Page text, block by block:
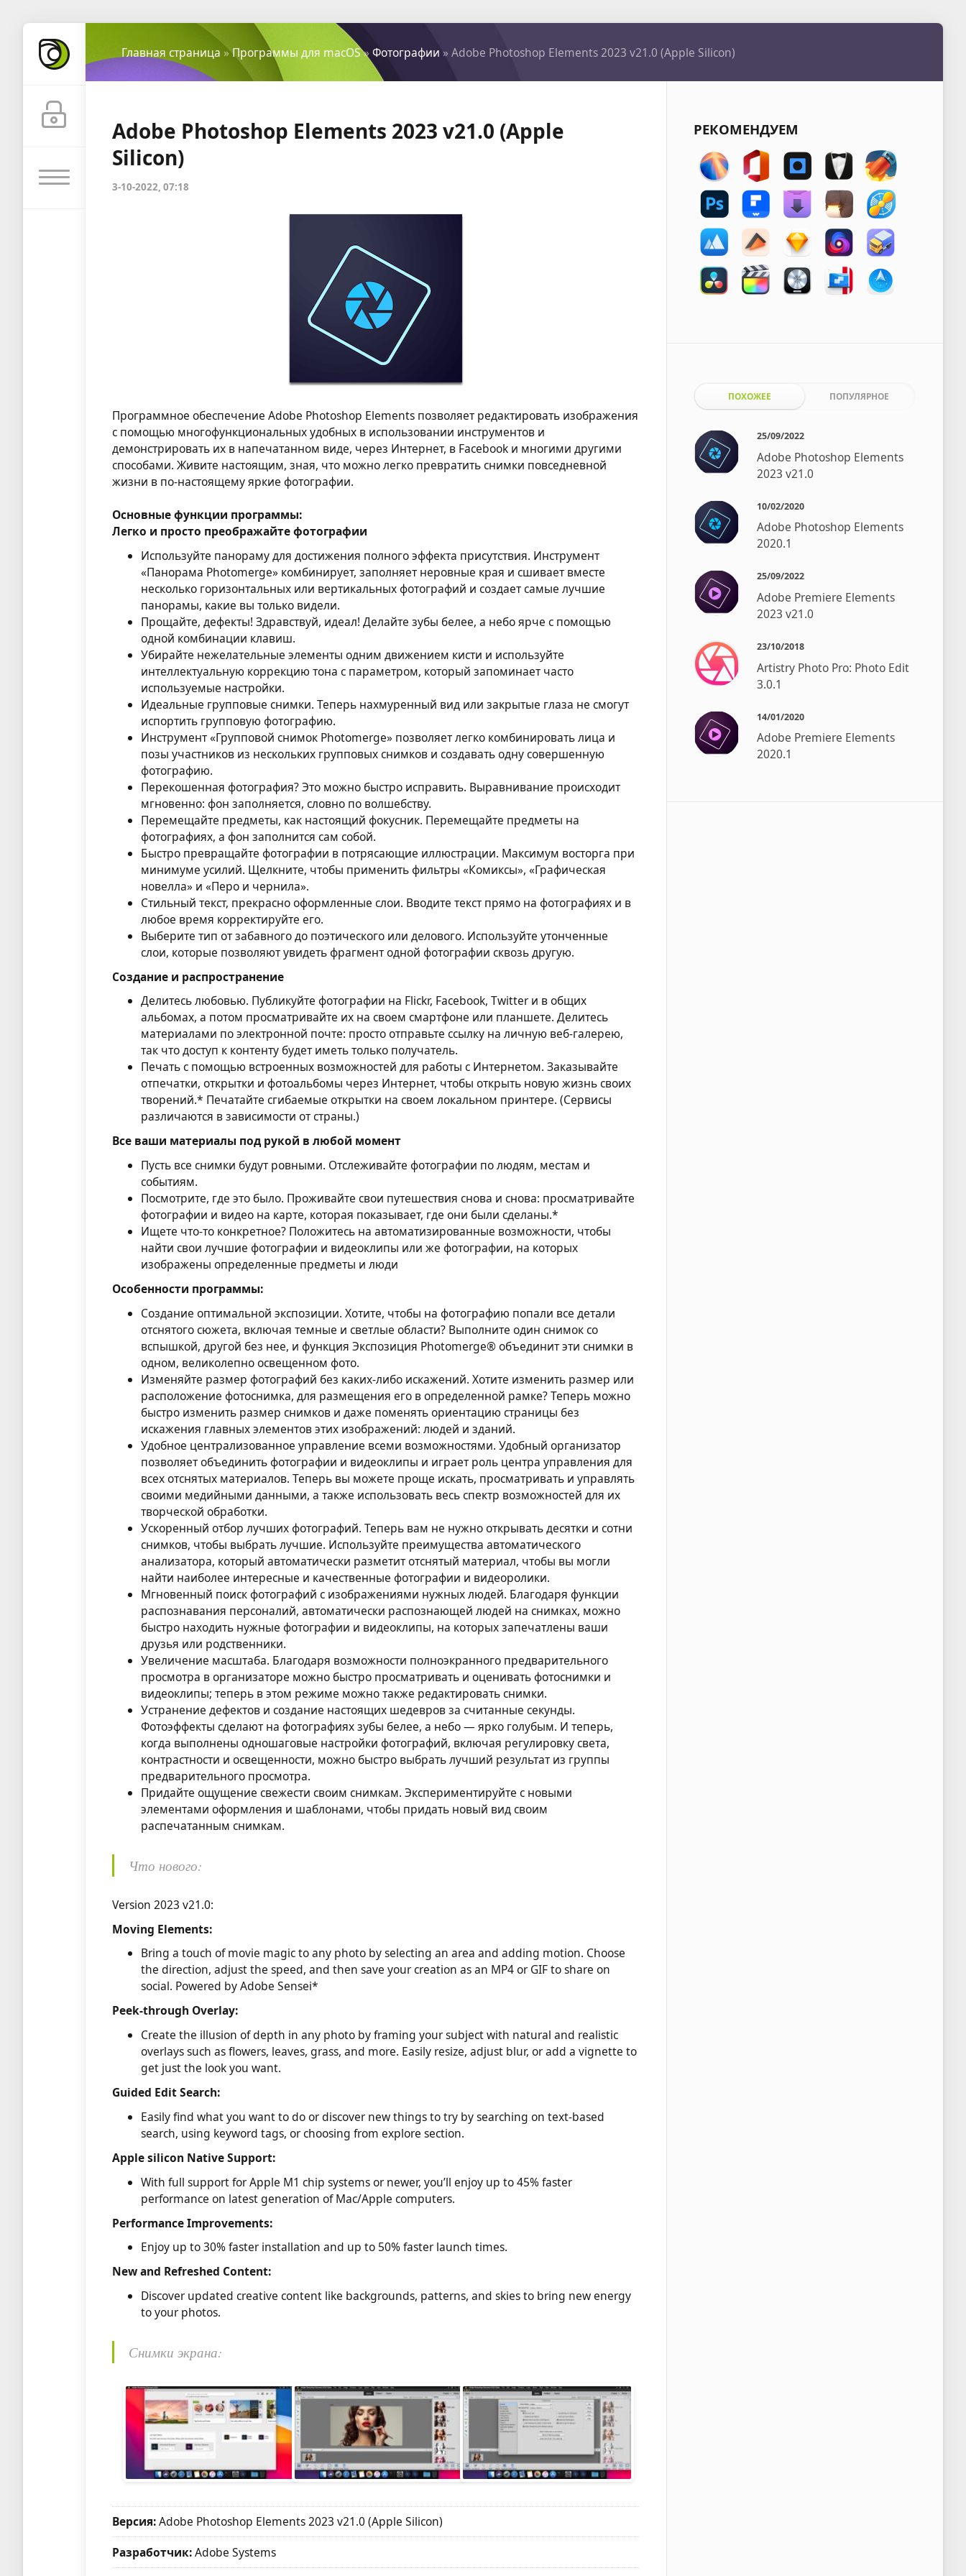
Главная страница »Программы для macOS» Фотографии » Adobe Photoshop Elements 2023 v21.0 (Apple Silicon)
Adobe Photoshop Elements 2023 v21.0 (Apple
Silicon)
3-10-2022, 07:18
Программное обеспечение Adobe Photoshop Elements позволяет редактировать изображения
с помощью многофункциональных удобных в использовании инструментов и
демонстрировать их в напечатанном виде, через Интернет, в Facebook и многими другими
способами. Живите настоящим, зная, что можно легко превратить снимки повседневной
жизни в по-настоящему яркие фотографии.
Основные функции программы:
Легко и просто преображайте фотографии
Используйте панораму для достижения полного эффекта присутствия. Инструмент
«Панорама Photomerge» комбинирует, заполняет неровные края и сшивает вместе
несколько горизонтальных или вертикальных фотографий и создает самые лучшие
панорамы, какие вы только видели.
Прощайте, дефекты! Здравствуй, идеал! Делайте зубы белее, а небо ярче с помощью
одной комбинации клавиш.
Убирайте нежелательные элементы одним движением кисти и используйте
интеллектуальную коррекцию тона с параметром, который запоминает часто
используемые настройки.
Идеальные групповые снимки. Теперь нахмуренный вид или закрытые глаза не смогут
испортить групповую фотографию.
Инструмент «Групповой снимок Photomerge» позволяет легко комбинировать лица и
позы участников из нескольких групповых снимков и создавать одну совершенную
фотографию.
Перекошенная фотография? Это можно быстро исправить. Выравнивание происходит
мгновенно: фон заполняется, словно по волшебству.
Перемещайте предметы, как настоящий фокусник. Перемещайте предметы на
фотографиях, а фон заполнится сам собой.
Быстро превращайте фотографии в потрясающие иллюстрации. Максимум восторга при
минимуме усилий. Щелкните, чтобы применить фильтры «Комиксы», «Графическая
новелла» и «Перо и чернила».
Стильный текст, прекрасно оформленные слои. Вводите текст прямо на фотографиях и в
любое время корректируйте его.
Выберите тип от забавного до поэтического или делового. Используйте утонченные
слои, которые позволяют увидеть фрагмент одной фотографии сквозь другую.
Создание и распространение
Делитесь любовью. Публикуйте фотографии на Flickr, Facebook, Twitter и в общих
альбомах, а потом просматривайте их на своем смартфоне или планшете. Делитесь
материалами по электронной почте: просто отправьте ссылку на личную веб-галерею,
так что доступ к контенту будет иметь только получатель.
Печать с помощью встроенных возможностей для работы с Интернетом. Заказывайте
отпечатки, открытки и фотоальбомы через Интернет, чтобы открыть новую жизнь своих
творений.* Печатайте сгибаемые открытки на своем локальном принтере. (Сервисы
различаются в зависимости от страны.)
Все ваши материалы под рукой в любой момент
Пусть все снимки будут ровными. Отслеживайте фотографии по людям, местам и
событиям.
Посмотрите, где это было. Проживайте свои путешествия снова и снова: просматривайте
фотографии и видео на карте, которая показывает, где они были сделаны.*
Ищете что-то конкретное? Положитесь на автоматизированные возможности, чтобы
найти свои лучшие фотографии и видеоклипы или же фотографии, на которых
изображены определенные предметы и люди
Особенности программы:
Создание оптимальной экспозиции. Хотите, чтобы на фотографию попали все детали
отснятого сюжета, включая темные и светлые области? Выполните один снимок со
вспышкой, другой без нее, и функция Экспозиция Photomerge® объединит эти снимки в
одном, великолепно освещенном фото.
Изменяйте размер фотографий без каких-либо искажений. Хотите изменить размер или
расположение фотоснимка, для размещения его в определенной рамке? Теперь можно
быстро изменить размер снимков и даже поменять ориентацию страницы без
искажения главных элементов этих изображений: людей и зданий.
Удобное централизованное управление всеми возможностями. Удобный организатор
позволяет объединить фотографии и видеоклипы и играет роль центра управления для
всех отснятых материалов. Теперь вы можете проще искать, просматривать и управлять
своими медийными данными, а также использовать весь спектр возможностей для их
творческой обработки.
Ускоренный отбор лучших фотографий. Теперь вам не нужно открывать десятки и сотни
снимков, чтобы выбрать лучшие. Используйте преимущества автоматического
анализатора, который автоматически разметит отснятый материал, чтобы вы могли
найти наиболее интересные и качественные фотографии и видеоролики.
Мгновенный поиск фотографий с изображениями нужных людей. Благодаря функции
распознавания персоналий, автоматически распознающей людей на снимках, можно
быстро находить нужные фотографии и видеоклипы, на которых запечатлены ваши
друзья или родственники.
Увеличение масштаба. Благодаря возможности полноэкранного предварительного
просмотра в организаторе можно быстро просматривать и оценивать фотоснимки и
видеоклипы; теперь в этом режиме можно также редактировать снимки.
Устранение дефектов и создание настоящих шедевров за считанные секунды.
Фотоэффекты сделают на фотографиях зубы белее, а небо — ярко голубым. И теперь,
когда выполнены одношаговые настройки фотографий, включая регулировку света,
контрастности и освещенности, можно быстро выбрать лучший результат из группы
предварительного просмотра.
Придайте ощущение свежести своим снимкам. Экспериментируйте с новыми
элементами оформления и шаблонами, чтобы придать новый вид своим
распечатанным снимкам.
Что нового:
Version 2023 v21.0:
Moving Elements:
Bring a touch of movie magic to any photo by selecting an area and adding motion. Choose
the direction, adjust the speed, and then save your creation as an MP4 or GIF to share on
social. Powered by Adobe Sensei*
Peek-through Overlay:
Create the illusion of depth in any photo by framing your subject with natural and realistic
overlays such as flowers, leaves, grass, and more. Easily resize, adjust blur, or add a vignette to
get just the look you want.
Guided Edit Search:
Easily find what you want to do or discover new things to try by searching on text-based
search, using keyword tags, or choosing from explore section.
Apple silicon Native Support:
With full support for Apple M1 chip systems or newer, you’ll enjoy up to 45% faster
performance on latest generation of Mac/Apple computers.
Performance Improvements:
Enjoy up to 30% faster installation and up to 50% faster launch times.
New and Refreshed Content:
Discover updated creative content like backgrounds, patterns, and skies to bring new energy
to your photos.
Снимки экрана:
Версия:Adobe Photoshop Elements 2023 v21.0 (Apple Silicon)
Разработчик:Adobe Systems
РЕКОМЕНДУЕМ
ПОХОЖЕЕ ПОПУЛЯРНОЕ
25/09/2022
Adobe Photoshop Elements
2023 v21.0
10/02/2020
Adobe Photoshop Elements
2020.1
25/09/2022
Adobe Premiere Elements
2023 v21.0
23/10/2018
Artistry Photo Pro: Photo Edit
3.0.1
14/01/2020
Adobe Premiere Elements
2020.1